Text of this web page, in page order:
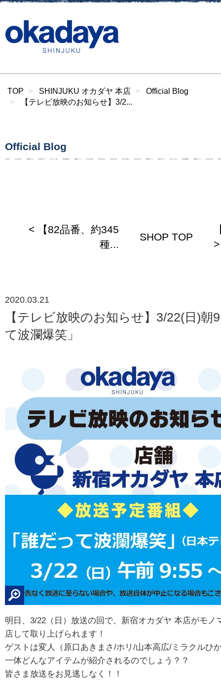
TOP SHINJUKU オカダヤ 本店
Official Blog
【テレビ放映のお知らせ】3/2...
Official Blog
< 【82品番、約345
種...
SHOP TOP
>
2020.03.21
【テレビ放映のお知らせ】3/22(日)朝
て波瀾爆笑」
明日、3/22（日）放送の回で、新宿オカダヤ 本店がモノ
店して取り上げられます！
ゲストは変人（原口あきまさ/ホリ/山本高広/ミラクルひ
一体どんなアイテムが紹介されるのでしょう？？
皆さま放送をお見逃しなく！！